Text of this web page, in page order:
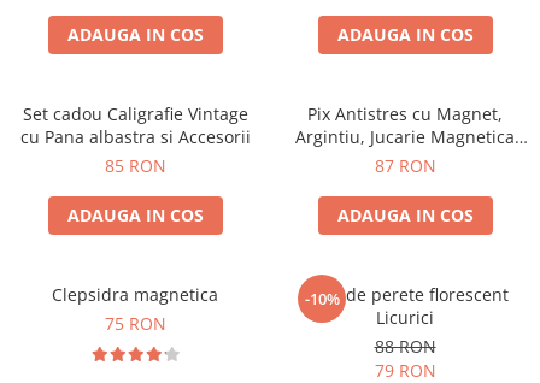
ADAUGA IN COS ADAUGA IN COS
Set cadou Caligrafie Vintage
cu Pana albastra si Accesorii
85 RON
ADAUGA IN COS
Pix Antistres cu Magnet,
Argintiu, Jucarie Magnetica
pentru Birou
87 RON
ADAUGA IN COS
Clepsidra magnetica
75 RON
-10%
Ceas de perete florescent
Licurici
88 RON
79 RON